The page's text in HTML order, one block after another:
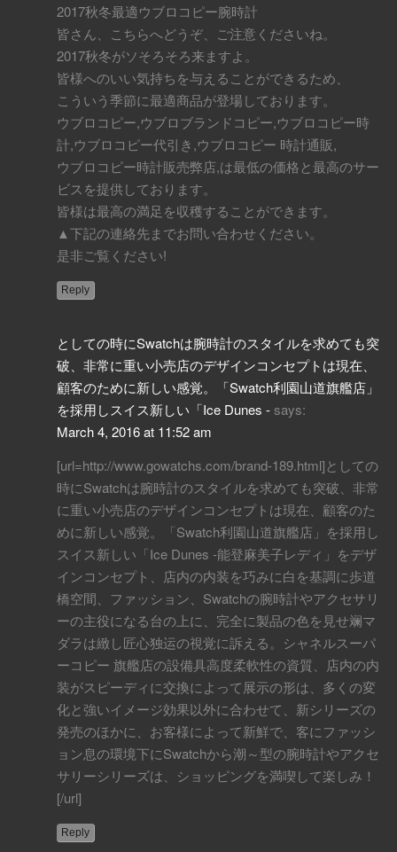
2017秋冬最適ウブロコピー腕時計
皆さん、こちらへどうぞ、ご注意くださいね。
2017秋冬がソそろそろ来ますよ。
皆様へのいい気持ちを与えることができるため、
こういう季節に最適商品が登場しております。
ウブロコピー,ウブロブランドコピー,ウブロコピー時
計,ウブロコピー代引き,ウブロコピー 時計通販,
ウブロコピー時計販売弊店,は最低の価格と最高のサー
ビスを提供しております。
皆様は最高の満足を収穫することができます。
▲下記の連絡先までお問い合わせください。
是非ご覧ください!
Reply
としての時にSwatchは腕時計のスタイルを求めても突
破、非常に重い小売店のデザインコンセプトは現在、
顧客のために新しい感覚。「Swatch利園山道旗艦店」
を採用しスイス新しい「Ice Dunes - says:
March 4, 2016 at 11:52 am
[url=http://www.gowatchs.com/brand-189.html]としての
時にSwatchは腕時計のスタイルを求めても突破、非常
に重い小売店のデザインコンセプトは現在、顧客のた
めに新しい感覚。「Swatch利園山道旗艦店」を採用し
スイス新しい「Ice Dunes -能登麻美子レディ」をデザ
インコンセプト、店内の内装を巧みに白を基調に歩道
橋空間、ファッション、Swatchの腕時計やアクセサリ
ーの主役になる台の上に、完全に製品の色を見せ斓マ
ダラは緻し匠心独运の視覚に訴える。シャネルスーパ
ーコピー 旗艦店の設備具高度柔軟性の資質、店内の内
装がスピーディに交換によって展示の形は、多くの変
化と強いイメージ効果以外に合わせて、新シリーズの
発売のほかに、お客様によって新鮮で、客にファッシ
ョン息の環境下にSwatchから潮～型の腕時計やアクセ
サリーシリーズは、ショッピングを満喫して楽しみ！
[/url]
Reply